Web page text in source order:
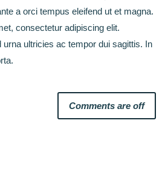
a orci tempus eleifend ut et magna.
consectetur adipiscing elit.
ultricies ac tempor dui sagittis. In
Comments are off